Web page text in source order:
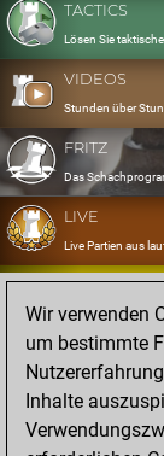
TACTICS
Lösen Sie
VIDEOS
Stunden über
FRITZ
Das
LIVE
Live Partien aus
OPENINGS
Erfassen und
DATABASE
Acht Millionen
MYGAMES
Speichern und
Wir verwenden
um bestimmte
Inhalte